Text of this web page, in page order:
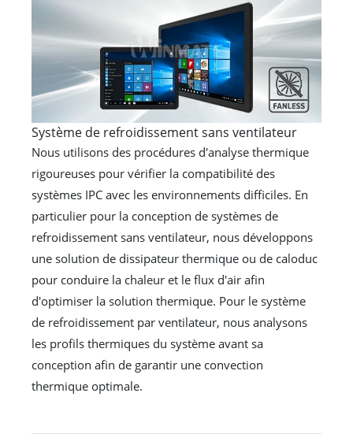
Système de refroidissement sans ventilateur
Nous utilisons des procédures d'analyse thermique
rigoureuses pour vérifier la compatibilité des
systèmes IPC avec les environnements difficiles. En
particulier pour la conception de systèmes de
refroidissement sans ventilateur, nous développons
une solution de dissipateur thermique ou de caloduc
pour conduire la chaleur et le flux d'air afin
d'optimiser la solution thermique. Pour le système
de refroidissement par ventilateur, nous analysons
les profils thermiques du système avant sa
conception afin de garantir une convection
thermique optimale.